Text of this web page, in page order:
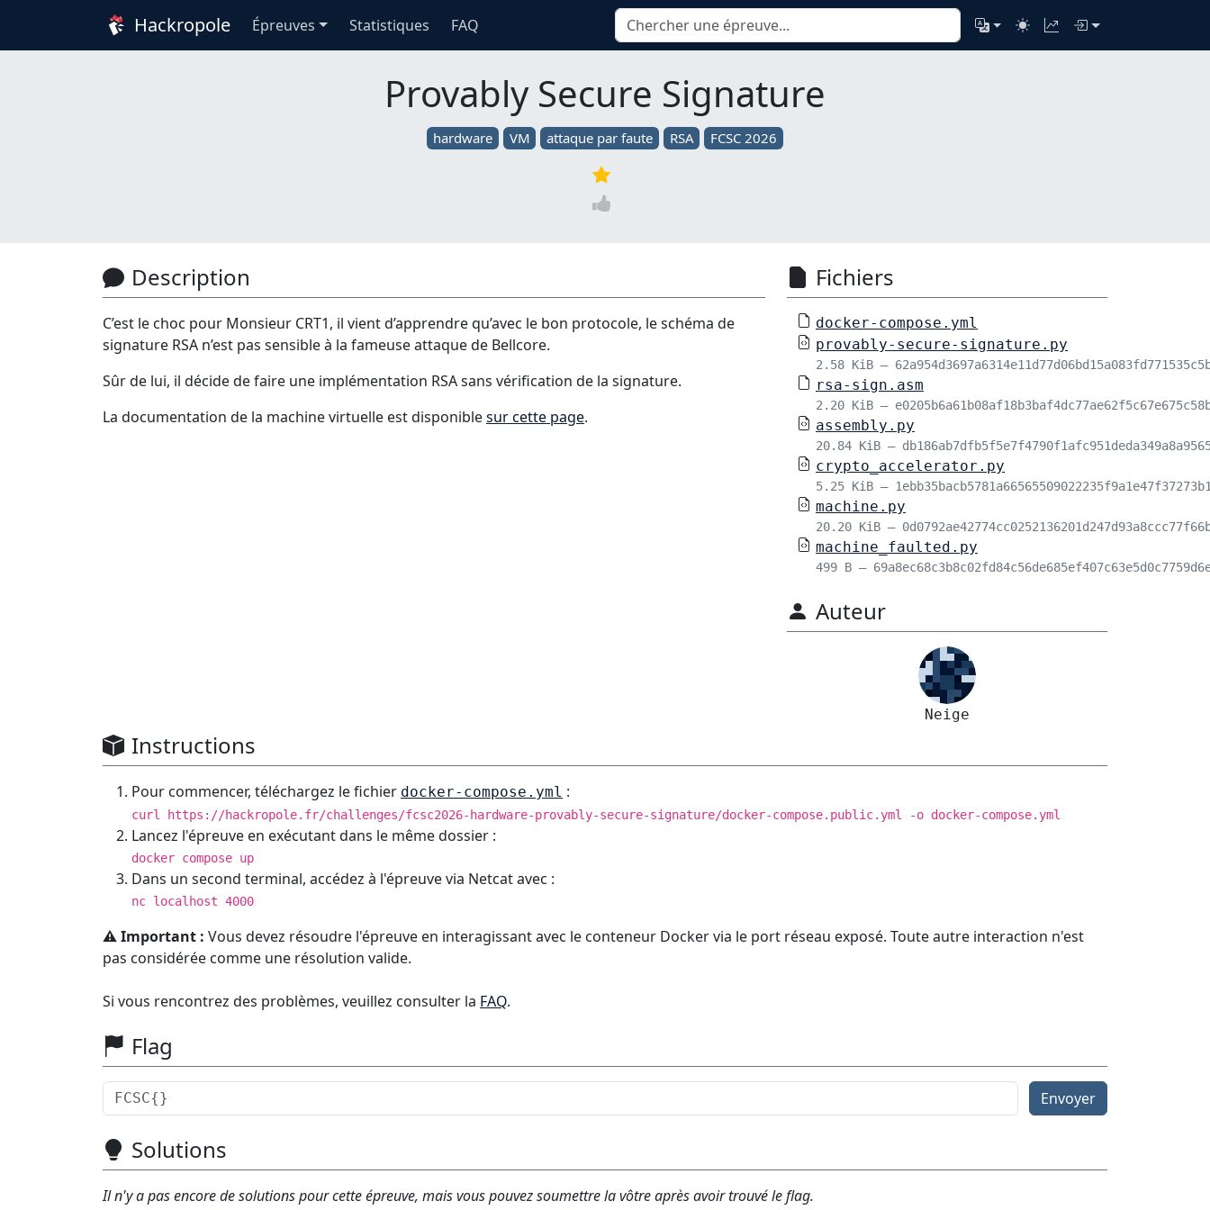
Hackropole Épreuves Statistiques FAQ
Provably Secure Signature
hardware VM attaque par faute RSA FCSC 2026
Description
C’est le choc pour Monsieur CRT1, il vient d’apprendre qu’avec le bon protocole, le schéma de
signature RSA n’est pas sensible à la fameuse attaque de Bellcore.
Sûr de lui, il décide de faire une implémentation RSA sans vérification de la signature.
La documentation de la machine virtuelle est disponiblesur cette page.
Fichiers
docker-compose.yml
provably-secure-signature.py
2.58 KiB –
rsa-sign.asm
2.20 KiB –
assembly.py
20.84 KiB –
crypto_accelerator.py
5.25 KiB –
machine.py
20.20 KiB –
machine_faulted.py
499 B –
Auteur
Neige
Instructions
Pour commencer, téléchargez le fichier docker-compose.yml :
curl https://hackropole.fr/challenges/fcsc2026-hardware-provably-secure-signature/docker-compose.public.yml -o docker-compose.yml
Lancez l'épreuve en exécutant dans le même dossier :
docker compose up
Dans un second terminal, accédez à l'épreuve via Netcat avec :
nc localhost 4000
⚠️ Important : Vous devez résoudre l'épreuve en interagissant avec le conteneur Docker via le port réseau exposé. Toute autre interaction n'est
pas considérée comme une résolution valide.
Si vous rencontrez des problèmes, veuillez consulter la FAQ.
Flag
Envoyer
Solutions
Il n'y a pas encore de solutions pour cette épreuve, mais vous pouvez soumettre la vôtre après avoir trouvé le flag.